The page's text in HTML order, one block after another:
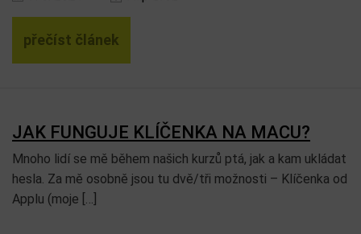
přečíst článek
JAK FUNGUJE KLÍČENKA NA MACU?
Mnoho lidí se mě během našich kurzů ptá, jak a kam ukládat
hesla. Za mě osobně jsou tu dvě/tři možnosti – Klíčenka od
Applu (moje […]